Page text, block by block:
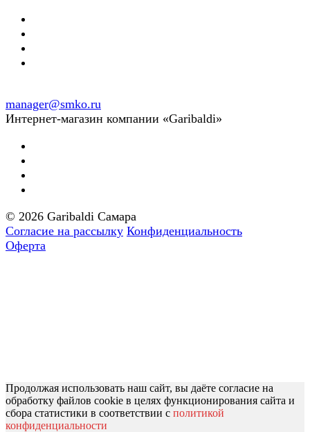
manager@smko.ru
Интернет-магазин компании «Garibaldi»
© 2026 Garibaldi Самара
Согласие на рассылку Конфиденциальность
Оферта
Продолжая использовать наш сайт, вы даёте согласие на
обработку файлов cookie в целях функционирования сайта и
сбора статистики в соответствии с политикой
конфиденциальности